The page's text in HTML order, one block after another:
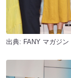
出典: FANY マガジン